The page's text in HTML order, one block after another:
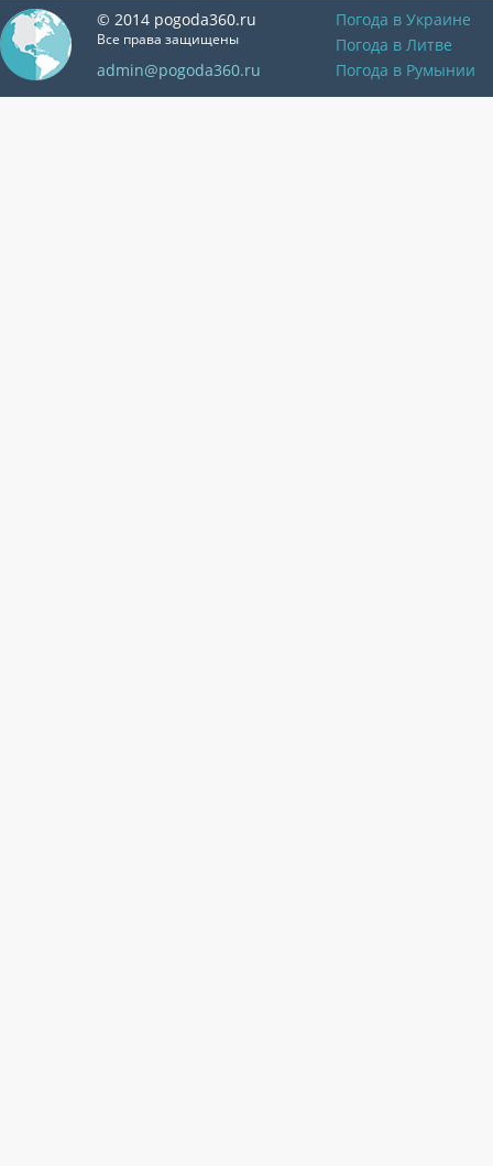
© 2014 pogoda360.ru
Все права защищены
admin@pogoda360.ru
Погода в Украине
Погода в Литве
Погода в Румынии